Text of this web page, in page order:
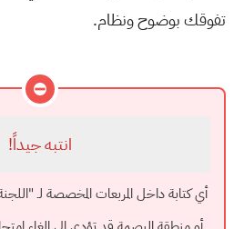
تفوقك بوضوح ونظام.
⛔
انتبه جيداً!
أي كتابة داخل المربعات المخصصة لـ